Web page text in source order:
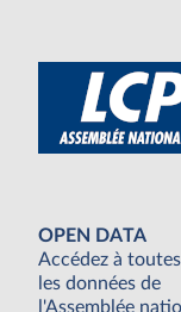
OPEN DATA
Accédez à toutes
les données de
l'Assemblée